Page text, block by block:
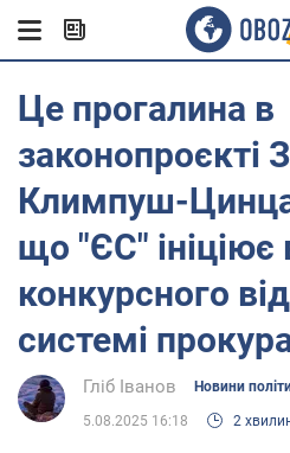
Це прогалина в
законопроєкті
Климпуш-
що "ЄС" ініціює
конкурсного
системі
Гліб Іванов Новини
5.08.2025 16:18 2